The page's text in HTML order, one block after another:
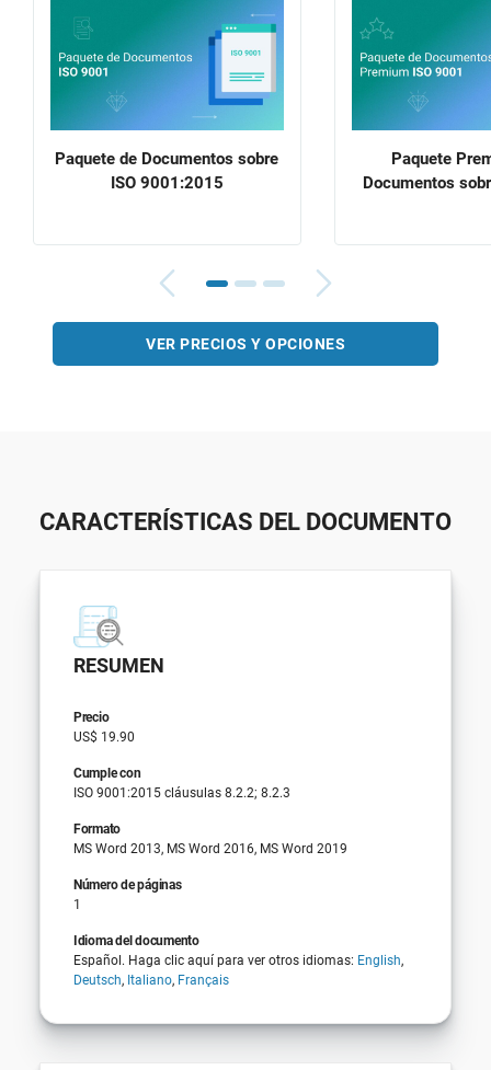
Paquete de Documentos sobre
ISO 9001:2015
Paquete
Documentos
VER PRECIOS Y OPCIONES
CARACTERÍSTICAS DEL DOCUMENTO
RESUMEN
Precio
US$ 19.90
Cumple con
ISO 9001:2015 cláusulas 8.2.2; 8.2.3
Formato
MS Word 2013, MS Word 2016, MS Word 2019
Número de páginas
1
Idioma del documento
Español. Haga clic aquí para ver otros idiomas: English,
Deutsch, Italiano, Français